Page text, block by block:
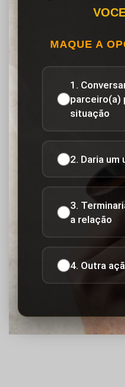
MAQUE A
1.
parceiro(a)
situação
2. Daria um
3.
a relação
4. Outra